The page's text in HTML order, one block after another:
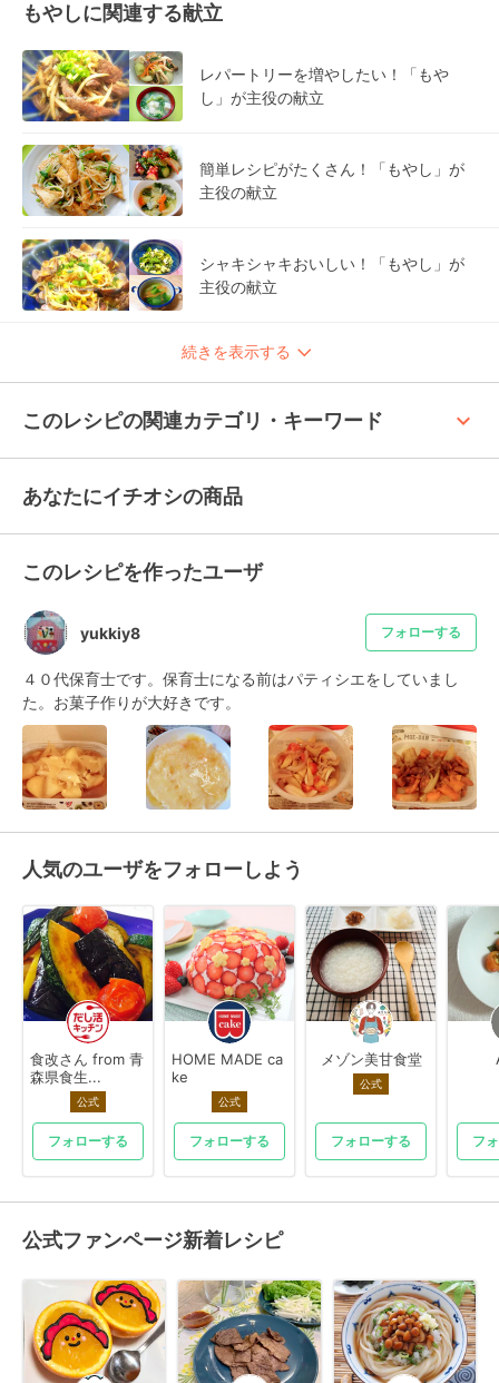
もやしに関連する献立
レパートリーを増やしたい！「もや
し」が主役の献立
簡単レシピがたくさん！「もやし」が
主役の献立
シャキシャキおいしい！「もやし」が
主役の献立
続きを表示する
このレシピの関連カテゴリ・キーワード keyboard_arrow_up
あなたにイチオシの商品
このレシピを作ったユーザ
yukkiy8 フォローする
４０代保育士です。保育士になる前はパティシエをしていまし
た。お菓子作りが大好きです。
人気のユーザをフォローしよう
食改さん from 青
森県食生...
公式
フォローする
HOME MADE ca
ke
公式
フォローする
メゾン美甘食堂
公式
フォローする フ
公式ファンページ新着レシピ